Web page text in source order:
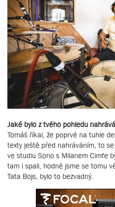
Jaké bylo z tvého pohledu
Tomáš říkal, že poprvé na tuhle
texty ještě před nahráváním, to
ve studiu Sono s Milanem Cimfe
tam i spali, hodně jsme se tomu
Tata Bojs, bylo to bezvadný.